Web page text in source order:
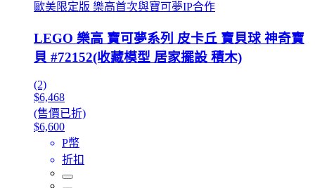
歐美限定版 樂高首次與寶可夢IP合作
LEGO 樂高 寶可夢系列 皮卡丘 寶貝球 神奇寶
貝 #72152(收藏模型 居家擺設 積木)
(2)
$6,468
(售價已折)
$6,600
P幣
折扣